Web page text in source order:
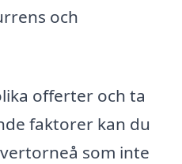
och
offerter och ta
faktorer kan du
som inte